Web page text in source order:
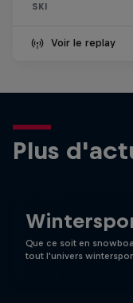
SKI
Voir le replay
Plus
Que ce soit en
tout l'univers